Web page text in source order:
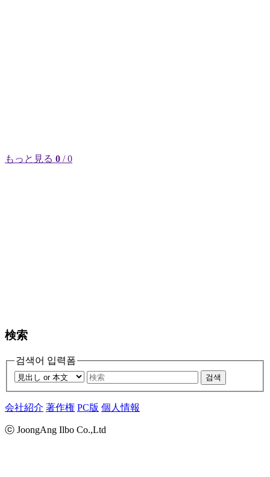
もっと見る 0 / 0
検索
검색어 입력폼
검색
会社紹介 著作権 PC版 個人情報
ⓒ JoongAng Ilbo Co.,Ltd